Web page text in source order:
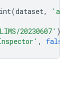
(dataset,
20230607' );
, false